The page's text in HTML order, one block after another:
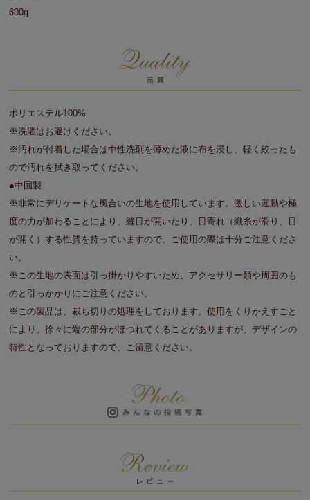
600g
ポリエステル100%
※洗濯はお避けください。
※汚れが付着した場合は中性洗剤を薄めた液に布を浸し、軽く絞ったも
ので汚れを拭き取ってください。
●中国製
※非常にデリケートな風合いの生地を使用しています。激しい運動や極
度の力が加わることにより、縫目が開いたり、目寄れ（織糸が滑り、目
が開く）する性質を持っていますので、ご使用の際は十分ご注意くださ
い。
※この生地の表面は引っ掛かりやすいため、アクセサリー類や周囲のも
のと引っかかりにご注意ください。
※この製品は、裁ち切りの処理をしております。使用をくりかえすこと
により、徐々に端の部分がほつれてくることがありますが、デザインの
特性となっておりますので、ご留意ください。